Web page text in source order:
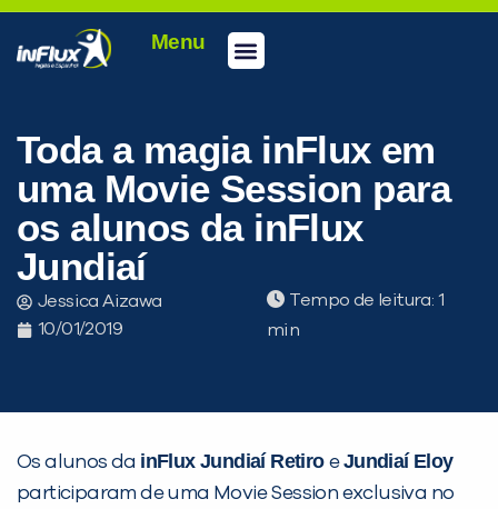
Menu
Toda a magia inFlux em
uma Movie Session para
os alunos da inFlux
Jundiaí
Jessica Aizawa
10/01/2019
Tempo de leitura:
Os alunos da inFlux Jundiaí RetiroeJundiaí Eloy
participaram de uma Movie Session exclusiva no